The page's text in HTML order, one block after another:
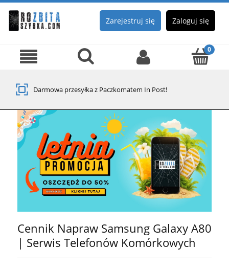
Zarejestruj się Zaloguj się
Darmowa przesyłka z Paczkomatem In Post!
Cennik Napraw Samsung Galaxy A80
| Serwis Telefonów Komórkowych